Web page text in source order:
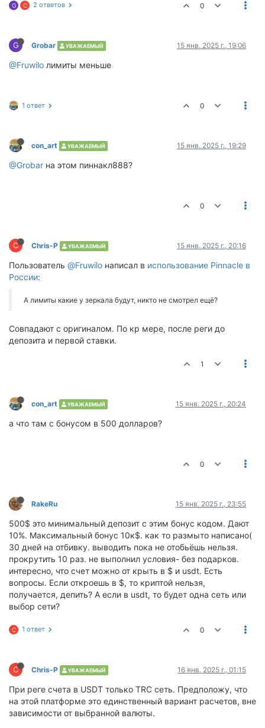
G C 2 ответов 0
G Grobar УВАЖАЕМЫЙ 15 янв. 2025 г., 19:06
@Fruwilo лимиты меньше
1 ответ 0
сon_art УВАЖАЕМЫЙ 15 янв. 2025 г., 19:29
@Grobar на этом пиннакл888?
0
C Chris-P УВАЖАЕМЫЙ 15 янв. 2025 г., 20:16
Пользователь @Fruwilo написал в использование Pinnacle в
России:
А лимиты какие у зеркала будут, никто не смотрел ещё?
Совпадают с оригиналом. По кр мере, после реги до
депозита и первой ставки.
1
сon_art УВАЖАЕМЫЙ 15 янв. 2025 г., 20:24
а что там с бонусом в 500 долларов?
0
RakeRu 15 янв. 2025 г., 23:55
500$ это минимальный депозит с этим бонус кодом. Дают
10%. Максимальный бонус 10к$. как то размыто написано(
30 дней на отбивку. выводить пока не отобьёшь нельзя.
прокрутить 10 раз. не выполнил условия- без подарков.
интересно, что счет можно от крыть в $ и usdt. Есть
вопросы. Если откроешь в $, то криптой нельзя,
получается, депить? А если в usdt, то будет одна сеть или
выбор сети?
C 1 ответ 0
C Chris-P УВАЖАЕМЫЙ 16 янв. 2025 г., 01:15
При реге счета в USDT только TRC сеть. Предположу, что
на этой платформе это единственный вариант расчетов, вне
зависимости от выбранной валюты.